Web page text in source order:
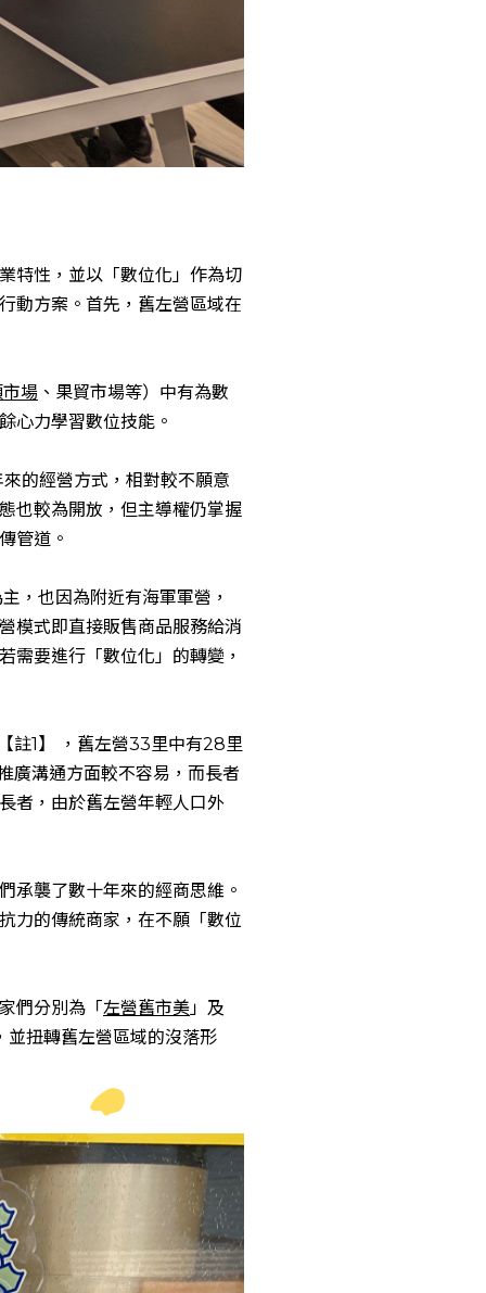
特性，並以「數位化」作為切
動方案。首先，舊左營區域在
場 、果貿市場等）中有為數
心力學習數位技能。
的經營方式，相對較不願意
也較為開放，但主導權仍掌握
管道。
，也因為附近有海軍軍營，
模式即直接販售商品服務給消
需要進行「數位化」的轉變，
註1】 ，舊左營33里中有28里
廣溝通方面較不容易，而長者
者，由於舊左營年輕人口外
承襲了數十年來的經商思維。
力的傳統商家，在不願「數位
們分別為「左營舊市美」及
扭轉舊左營區域的沒落形